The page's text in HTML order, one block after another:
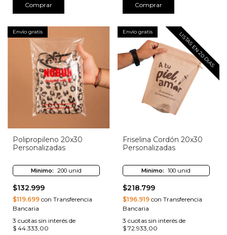
Comprar Comprar
Envío gratis
Polipropileno 20x30
Personalizadas
Minimo: 200 unid
$132.999
$119.699 con Transferencia
Bancaria
3 cuotas sin interés de
$ 44.333,00
Envío gratis LISTAS EN 20 DIAS
Friselina Cordón 20x30
Personalizadas
Minimo: 100 unid
$218.799
$196.919con Transferencia
Bancaria
3 cuotas sin interés de
$ 72.933,00